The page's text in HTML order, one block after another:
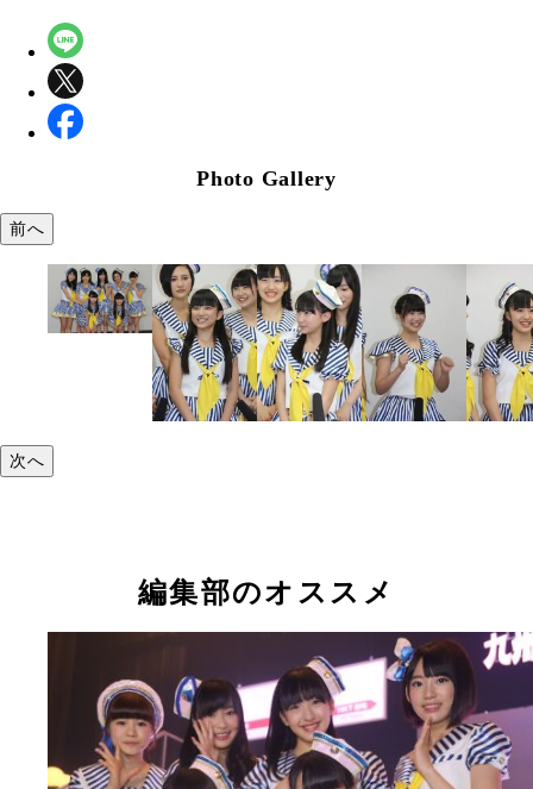
Photo Gallery
前へ
次へ
編集部のオススメ